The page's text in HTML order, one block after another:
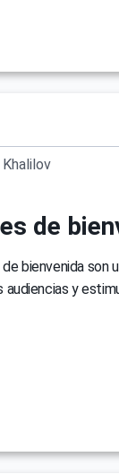
Khalilov
de
bienvenida son
audiencias y